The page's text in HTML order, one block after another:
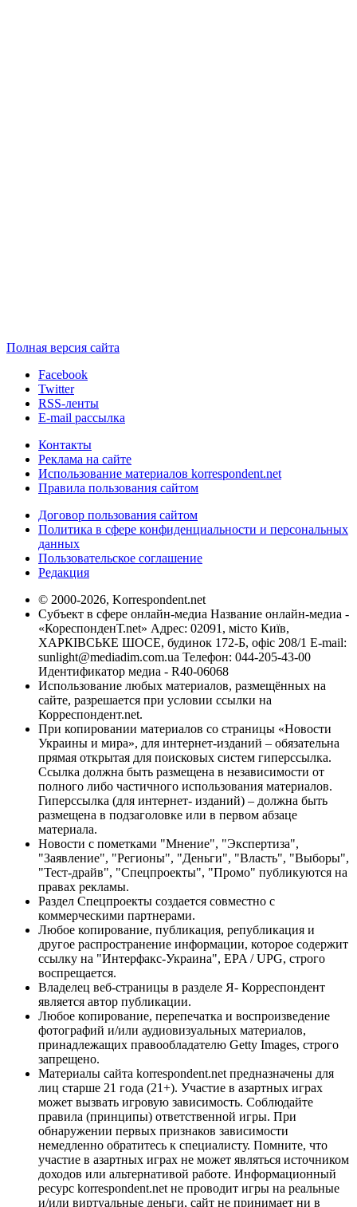
Полная версия сайта
Facebook
Twitter
RSS-ленты
E-mail рассылка
Контакты
Реклама на сайте
Использование материалов korrespondent.net
Правила пользования сайтом
Договор пользования сайтом
Политика в сфере конфиденциальности и персональных
данных
Пользовательское соглашение
Редакция
© 2000-2026, Korrespondent.net
Субъект в сфере онлайн-медиа Название онлайн-медиа -
«КореспонденТ.net» Адрес: 02091, місто Київ,
ХАРКІВСЬКЕ ШОСЕ, будинок 172-Б, офіс 208/1 E-mail:
sunlight@mediadim.com.ua Телефон: 044-205-43-00
Идентификатор медиа - R40-06068
Использование любых материалов, размещённых на
сайте, разрешается при условии ссылки на
Корреспондент.net.
При копировании материалов со страницы «Новости
Украины и мира», для интернет-изданий – обязательна
прямая открытая для поисковых систем гиперссылка.
Ссылка должна быть размещена в независимости от
полного либо частичного использования материалов.
Гиперссылка (для интернет- изданий) – должна быть
размещена в подзаголовке или в первом абзаце
материала.
Новости с пометками "Мнение", "Экспертиза",
"Заявление", "Регионы", "Деньги", "Власть", "Выборы",
"Тест-драйв", "Спецпроекты", "Промо" публикуются на
правах рекламы.
Раздел Спецпроекты создается совместно с
коммерческими партнерами.
Любое копирование, публикация, републикация и
другое распространение информации, которое содержит
ссылку на "Интерфакс-Украина", EPA / UPG, строго
воспрещается.
Владелец веб-страницы в разделе Я- Корреспондент
является автор публикации.
Любое копирование, перепечатка и воспроизведение
фотографий и/или аудиовизуальных материалов,
принадлежащих правообладателю Getty Images, строго
запрещено.
Материалы сайта korrespondent.net предназначены для
лиц старше 21 года (21+). Участие в азартных играх
может вызвать игровую зависимость. Соблюдайте
правила (принципы) ответственной игры. При
обнаружении первых признаков зависимости
немедленно обратитесь к специалисту. Помните, что
участие в азартных играх не может являться источником
доходов или альтернативой работе. Информационный
ресурс korrespondent.net не проводит игры на реальные
и/или виртуальные деньги, сайт не принимает ни в